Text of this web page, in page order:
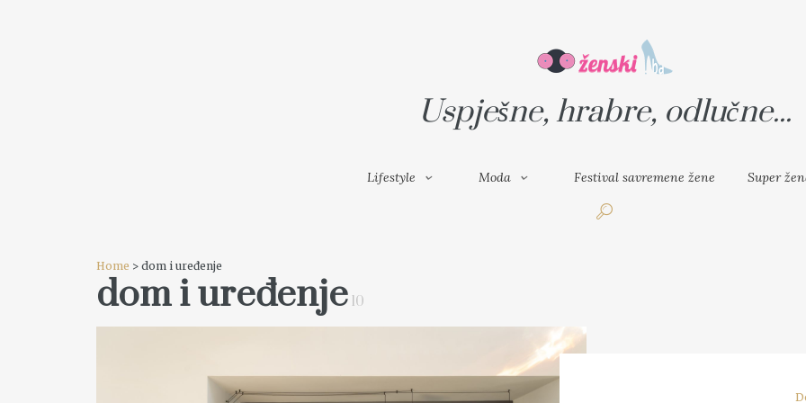
SUPER ŽENA
Uspješne, hrabre, odlučne...
Lifestyle Moda Festival savremene žene Super
Home > dom i uređenje
dom i uređenje 10